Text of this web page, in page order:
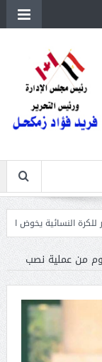
يخوض الليلة مباراة وداع
من عملية نصب